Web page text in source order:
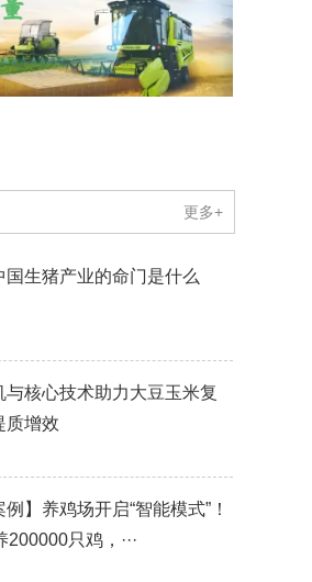
更多+
国生猪产业的命门是什么
与核心技术助力大豆玉米复
质增效
例】养鸡场开启“智能模式”！
200000只鸡，···